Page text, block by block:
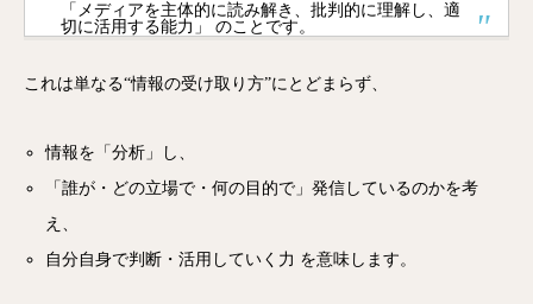
「メディアを主体的に読み解き、批判的に理解し、適
切に活用する能力」 のことです。
これは単なる“情報の受け取り方”にとどまらず、
情報を「分析」し、
「誰が・どの立場で・何の目的で」発信しているのかを考
え、
自分自身で判断・活用していく力 を意味します。